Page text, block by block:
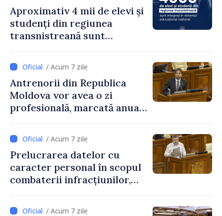
Aproximativ 4 mii de elevi și
studenți din regiunea
transnistreană sunt
educațional național
/ Acum 7 zile
Antrenorii din Republica
Moldova vor avea o zi
profesională, marcată anual
/ Acum 7 zile
Prelucrarea datelor cu
caracter personal în scopul
combaterii infracțiunilor,
/ Acum 7 zile